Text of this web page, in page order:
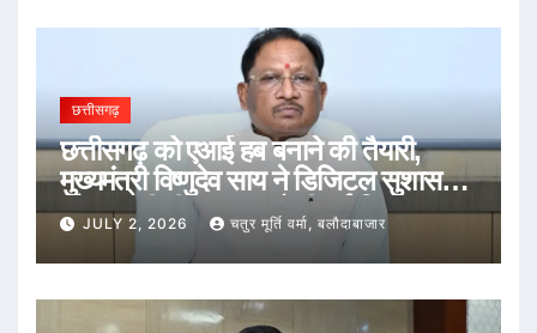
छत्तीसगढ़
छत्तीसगढ़ को एआई हब बनाने की तैयारी,
मुख्यमंत्री विष्णुदेव साय ने डिजिटल सुशासन
और तकनीकी नवाचार को दी नई दिशा
JULY 2, 2026 चतुर मूर्ति वर्मा, बलौदाबाजार